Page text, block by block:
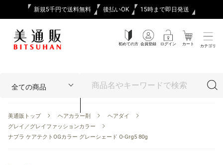
新規5千円で送料無料 後払いOK 15時まで即日発送
初めての方 会員登録 ログイン カート カテゴリ
美通販トップ ヘアカラー剤
ヘアダイ
グレイ／グレイファッションカラー
ナプラ ケアテクトOGカラー グレーシェード O-Grg5 80g